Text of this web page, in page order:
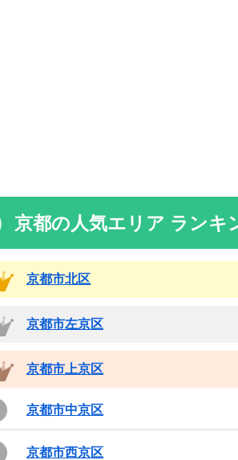
京都の人気エリア ランキ
京都市北区
京都市左京区
京都市上京区
京都市中京区
京都市西京区